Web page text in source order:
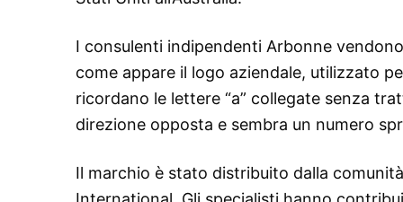
I consulenti indipendenti Arbonne
come appare il logo aziendale, utilizzato
ricordano le lettere “a” collegate senza
direzione opposta e sembra un numero
Il marchio è stato distribuito dalla